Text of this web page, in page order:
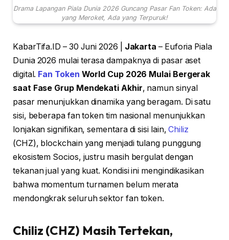
Drama Lapangan Piala Dunia 2026 Guncang Pasar Fan Token: Ada
yang Meroket, Ada yang Terpuruk!
KabarTifa.ID – 30 Juni 2026 | Jakarta – Euforia Piala
Dunia 2026 mulai terasa dampaknya di pasar aset
digital. Fan Token World Cup 2026 Mulai Bergerak
saat Fase Grup Mendekati Akhir, namun sinyal
pasar menunjukkan dinamika yang beragam. Di satu
sisi, beberapa fan token tim nasional menunjukkan
lonjakan signifikan, sementara di sisi lain,Chiliz
(CHZ), blockchain yang menjadi tulang punggung
ekosistem Socios, justru masih bergulat dengan
tekanan jual yang kuat. Kondisi ini mengindikasikan
bahwa momentum turnamen belum merata
mendongkrak seluruh sektor fan token.
Chiliz (CHZ) Masih Tertekan,